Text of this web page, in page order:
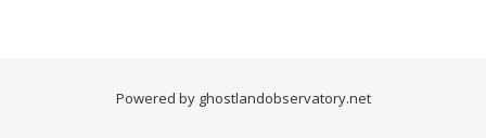
Powered by ghostlandobservatory.net